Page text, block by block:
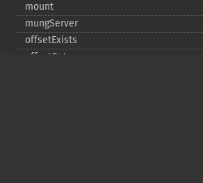
mount
mungServer
offsetExists
offsetGet